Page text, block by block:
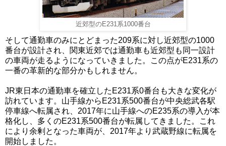
近郊型のE231系1000番台
そして通勤車のみにとどまった209系に対し近郊型の1000
番台が設計され、関東近郊では通勤車も近郊型も同一設計
の車両が走るようになっていきました。この点がE231系の
一番の革新的な部分かもしれません。
JR東日本の通勤車を確立したE231系0番台も大きな変化が
訪れています。山手線からE231系500番台が中央総武各駅
停車線へ転属され、2017年に山手線へのE235系の導入が本
格化し、多くのE231系500番台が転属してきました。これ
により余剰となった車両が、2017年より武蔵野線に転属を
開始しました。